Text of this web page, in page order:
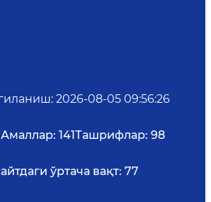
: 2026-08-05 09:56:26
Амаллар: 141Ташрифлар: 98
ўртача вақт: 77